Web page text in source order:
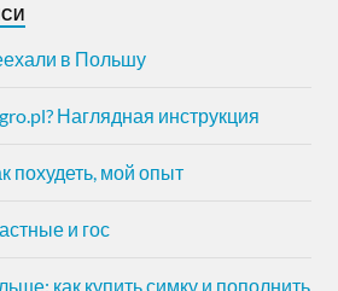
в Польшу
Наглядная инструкция
похудеть, мой опыт
и гос
как купить симку и пополнить